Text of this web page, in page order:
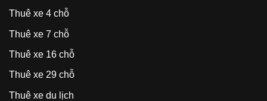
Thuê xe 4 chỗ
Thuê xe 7 chỗ
Thuê xe 16 chỗ
Thuê xe 29 chỗ
Thuê xe du lịch